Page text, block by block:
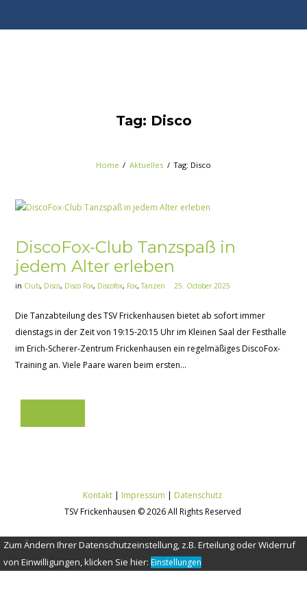
Tag: Disco
Home Aktuelles Tag: Disco
DiscoFox-Club Tanzspaß in
jedem Alter erleben
in Club, Disco, Disco Fox, Discofox, Fox,Tanzen 25. October 2025
Die Tanzabteilung des TSV Frickenhausen bietet ab sofort immer
dienstags in der Zeit von 19:15-20:15 Uhr im Kleinen Saal der Festhalle
im Erich-Scherer-Zentrum Frickenhausen ein regelmäßiges DiscoFox-
Training an. Viele Paare waren beim ersten...
Kontakt | Impressum | Datenschutz
TSV Frickenhausen © 2026 All Rights Reserved
Zum Ändern Ihrer Datenschutzeinstellung, z.B. Erteilung oder Widerruf
von Einwilligungen, klicken Sie hier: Einstellungen